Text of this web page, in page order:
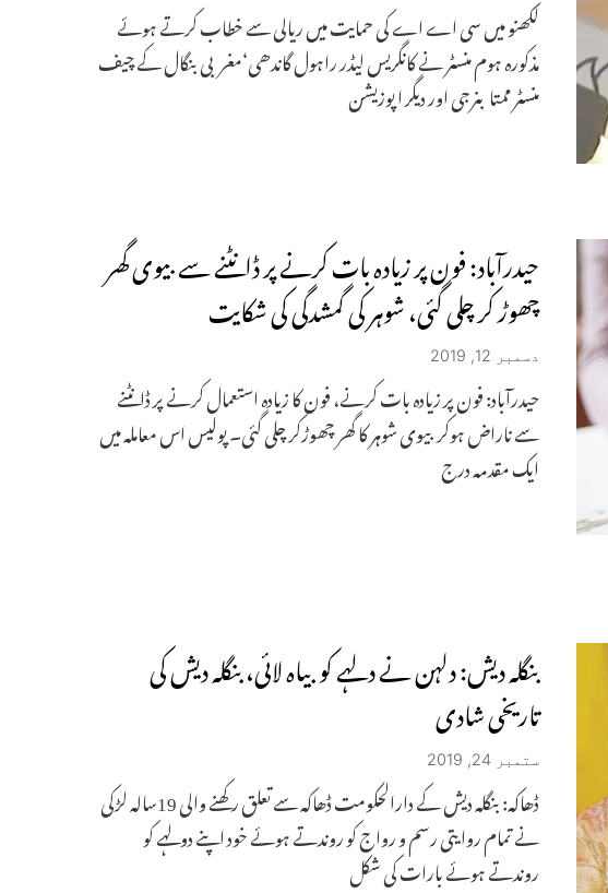
لکھنو میں سی اے اے کی حمایت میں ریالی سے خطاب کرتے ہوئے
مذکورہ ہوم منسٹر نے کانگریس لیڈر راہول گاندھی‘مغربی بنگال کے چیف
منسٹر ممتا بنرجی اور دیگر اپوزیشن
حیدرآباد: فون پر زیادہ بات کرنے پر ڈانٹنے سے بیوی گھر
چھوڑ کر چلی گئی، شوہر کی گمشدگی کی شکایت
دسمبر 12, 2019
حیدرآباد: فون پر زیادہ بات کرنے، فون کا زیادہ استعمال کرنے پر ڈانٹنے
سے ناراض ہوکر بیوی شوہر کا گھر چھوڑکر چلی گئی۔ پولیس اس معاملہ میں
ایک مقدمہ درج
بنگلہ دیش: دلہن نے دلہے کو بیاہ لائی، بنگلہ دیش کی
تاریخی شادی
ستمبر 24, 2019
ڈھاکہ: بنگلہ دیش کے دارالحکومت ڈھاکہ سے تعلق رکھنے والی 19سالہ لڑکی
نے تمام روایتی رسم و رواج کو روندتے ہوئے خود اپنے دولہے کو
روندتے ہوئے بارات کی شکل